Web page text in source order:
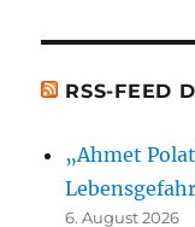
RSS-FEED
„Ahmet
6. August 2026